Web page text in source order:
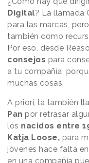
Digital? La llamada
para las marcas,
también como
Por eso, desde
consejos para
a tu compañía,
muchas cosas.
A priori, la también
Pan por retrasar
los nacidos entre
Katja Loose, para
jóvenes hace falta
en una compañía